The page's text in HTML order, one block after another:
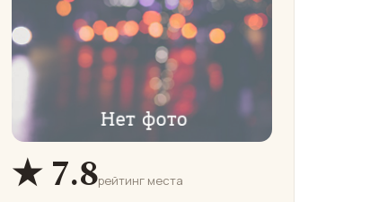
★ 7.8рейтинг места